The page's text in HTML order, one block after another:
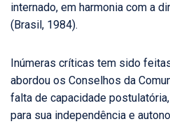
internado, em harmonia com a
(Brasil, 1984).
Inúmeras críticas tem sido
abordou os Conselhos da
falta de capacidade
para sua independência e